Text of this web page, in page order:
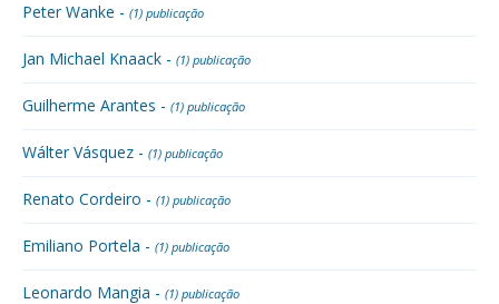
Peter Wanke - (1) publicação
Jan Michael Knaack - (1) publicação
Guilherme Arantes - (1) publicação
Wálter Vásquez - (1) publicação
Renato Cordeiro - (1) publicação
Emiliano Portela - (1) publicação
Leonardo Mangia - (1) publicação